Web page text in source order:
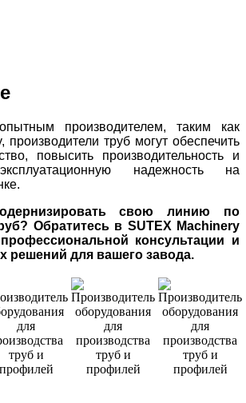
производителем, таким как
производители труб могут обеспечить
повысить производительность и
надежность на
свою линию по
Обратитесь в SUTEX Machinery
консультации и
решений для вашего завода.